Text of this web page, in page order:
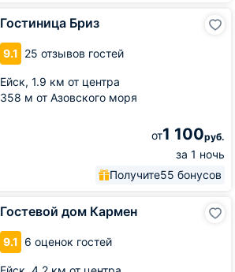
Гостиница Бриз
9.1 25 отзывов гостей
Ейск, 1.9 км от центра
358 м от Азовского моря
от1 100руб.
за 1 ночь
Получите55 бонусов
Гостевой дом Кармен
9.1 6 оценок гостей